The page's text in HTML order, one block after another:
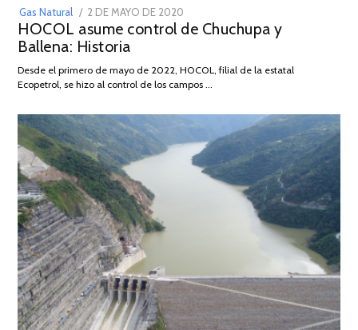
Gas Natural
POSTED
ON
2 DE MAYO DE 2020
DE
2026
HOCOL asume control de Chuchupa y
Ballena: Historia
Desde el primero de mayo de 2022, HOCOL, filial de la estatal
Ecopetrol, se hizo al control de los campos …